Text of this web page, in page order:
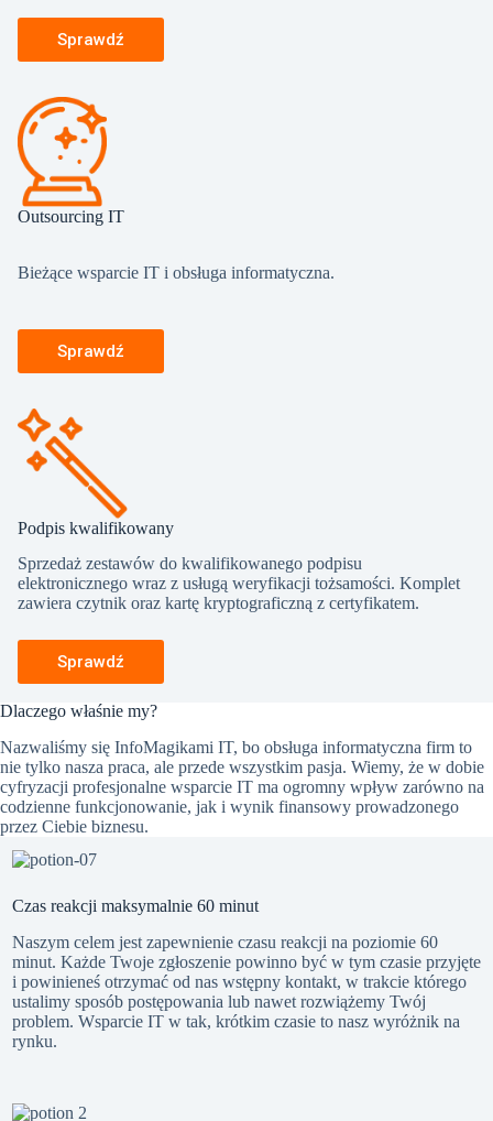
Sprawdź
Outsourcing IT
Bieżące wsparcie IT i obsługa informatyczna.
Sprawdź
Podpis kwalifikowany
Sprzedaż zestawów do kwalifikowanego podpisu
elektronicznego wraz z usługą weryfikacji tożsamości. Komplet
zawiera czytnik oraz kartę kryptograficzną z certyfikatem.
Sprawdź
Dlaczego właśnie my?
Nazwaliśmy się InfoMagikami IT, bo obsługa informatyczna firm to
nie tylko nasza praca, ale przede wszystkim pasja. Wiemy, że w dobie
cyfryzacji profesjonalne wsparcie IT ma ogromny wpływ zarówno na
codzienne funkcjonowanie, jak i wynik finansowy prowadzonego
przez Ciebie biznesu.
Czas reakcji maksymalnie 60 minut
Naszym celem jest zapewnienie czasu reakcji na poziomie 60
minut. Każde Twoje zgłoszenie powinno być w tym czasie przyjęte
i powinieneś otrzymać od nas wstępny kontakt, w trakcie którego
ustalimy sposób postępowania lub nawet rozwiążemy Twój
problem. Wsparcie IT w tak, krótkim czasie to nasz wyróżnik na
rynku.